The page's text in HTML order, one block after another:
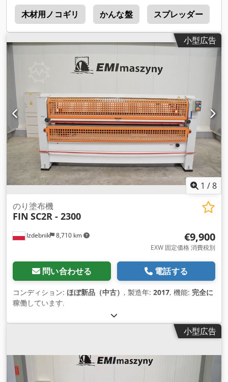
木材用ノコギリ かんな盤 スプレッダー
小型広告
1 /8
Izdebnik 8,710 km
のり塗布機
FIN SC2R - 2300
€9,900
EXW 固定価格 消費税別
問い合わせる 電話する
コンディション: ほぼ新品（中古） , 製造年: 2017, 機能: 完全に
稼働しています,
小型広告